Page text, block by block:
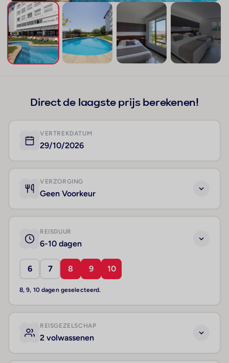
Direct de laagste prijs berekenen!
VERTREKDATUM
29/10/2026
VERZORGING
Geen Voorkeur
REISDUUR
6-10 dagen
6 7 8 9 10
8, 9, 10 dagen geselecteerd.
REISGEZELSCHAP
2 volwassenen